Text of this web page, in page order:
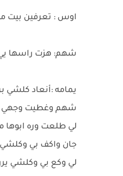
اوس : تعرفين بيت
شهم: هزت راسها
يمامه :أنعاد كلشي
شهم وغطيت وجهي
جان واكف بي
لي وكع بي وكلشي